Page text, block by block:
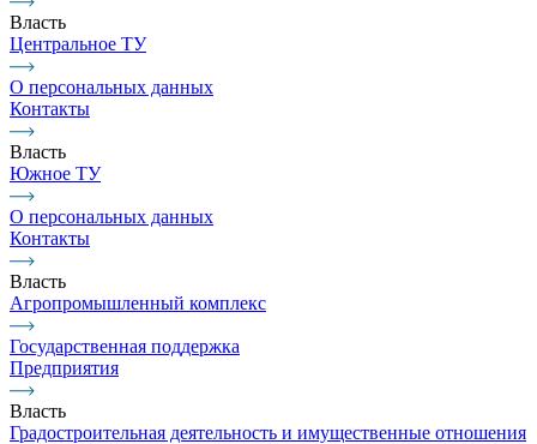
Власть
Центральное ТУ
О персональных данных
Контакты
Власть
Южное ТУ
О персональных данных
Контакты
Власть
Агропромышленный комплекс
Государственная поддержка
Предприятия
Власть
Градостроительная деятельность и имущественные отношения